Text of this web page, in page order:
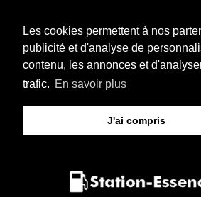
Les cookies permettent à nos
publicité et d'analyse de
contenu, les annonces et
trafic. En savoir plus
J'ai compris